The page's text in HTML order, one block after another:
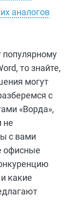
аналогов
то знайте,
могут
с
«Ворда»,
не
с вами
офисные
какие